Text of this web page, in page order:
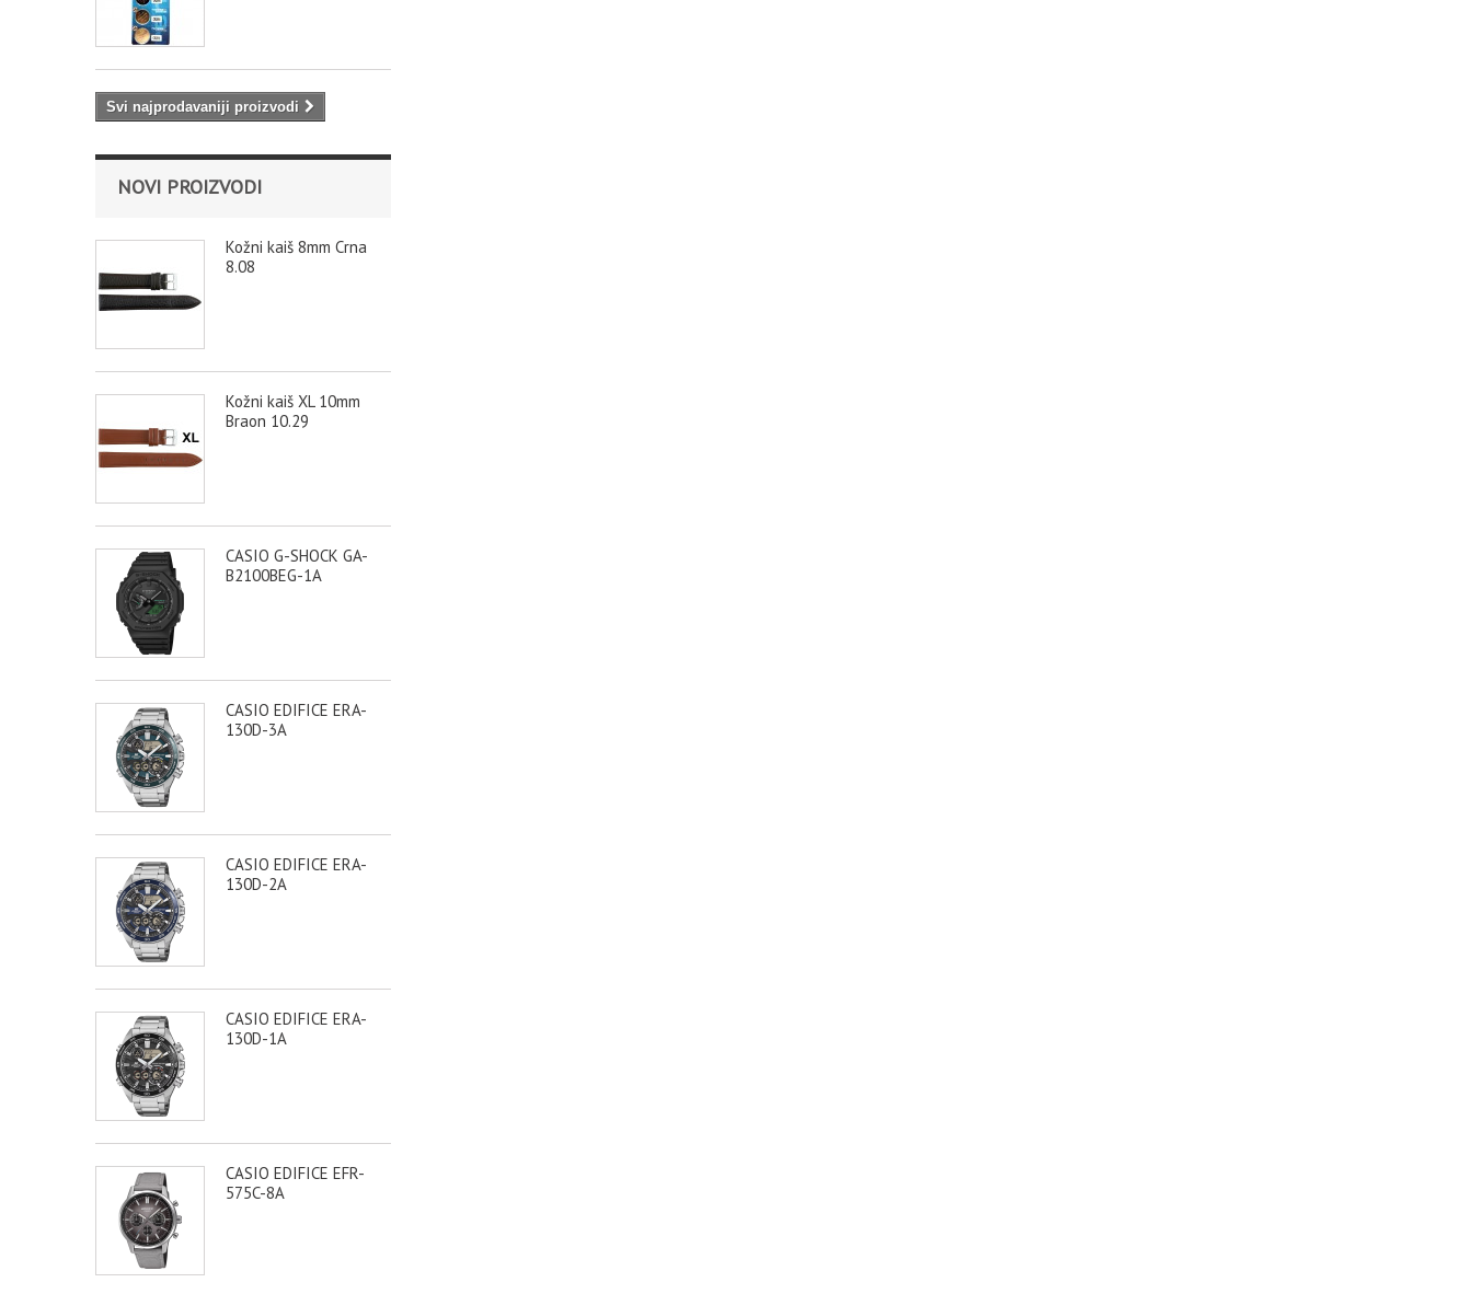
Svi najprodavaniji proizvodi
NOVI PROIZVODI
Kožni kaiš 8mm Crna
8.08
Kožni kaiš XL 10mm
Braon 10.29
CASIO G-SHOCK GA-
B2100BEG-1A
CASIO EDIFICE ERA-
130D-3A
CASIO EDIFICE ERA-
130D-2A
CASIO EDIFICE ERA-
130D-1A
CASIO EDIFICE EFR-
575C-8A